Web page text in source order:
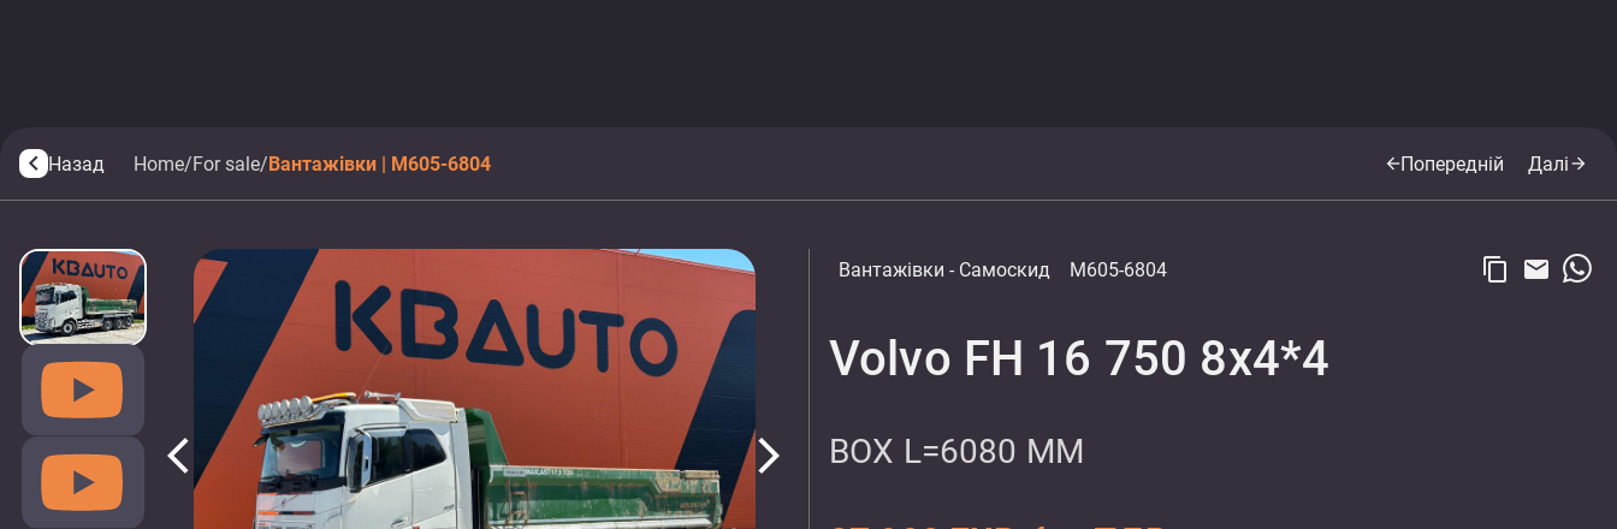
arrow_back_ios Назад Home/For sale/Вантажівки | M605-6804 arrow_backПопередній Даліarrow_forward
arrow_back_ios arrow_forward_ios
Вантажівки - Самоскид M605-6804 content_copy email
Volvo FH 16 750 8x4*4
BOX L=6080 MM